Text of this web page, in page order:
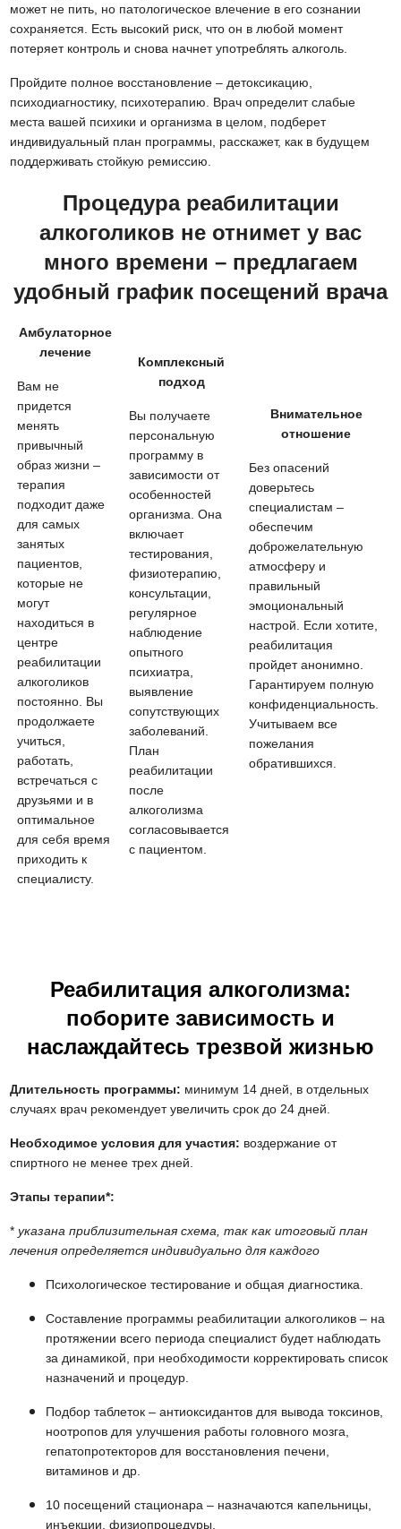
может не пить, но патологическое влечение в его сознании
сохраняется. Есть высокий риск, что он в любой момент
потеряет контроль и снова начнет употреблять алкоголь.
Пройдите полное восстановление – детоксикацию,
психодиагностику, психотерапию. Врач определит слабые
места вашей психики и организма в целом, подберет
индивидуальный план программы, расскажет, как в будущем
поддерживать стойкую ремиссию.
Процедура реабилитации
алкоголиков не отнимет у вас
много времени – предлагаем
удобный график посещений врача
Амбулаторное
лечение
Вам не
придется
менять
привычный
образ жизни –
терапия
подходит даже
для самых
занятых
пациентов,
которые не
могут
находиться в
центре
реабилитации
алкоголиков
постоянно. Вы
продолжаете
учиться,
работать,
встречаться с
друзьями и в
оптимальное
для себя время
приходить к
специалисту.
Комплексный
подход
Вы получаете
персональную
программу в
зависимости от
особенностей
организма. Она
включает
тестирования,
физиотерапию,
консультации,
регулярное
наблюдение
опытного
психиатра,
выявление
сопутствующих
заболеваний.
План
реабилитации
после
алкоголизма
согласовывается
с пациентом.
Внимательное
отношение
Без опасений
доверьтесь
специалистам –
обеспечим
доброжелательную
атмосферу и
правильный
эмоциональный
настрой. Если хотите,
реабилитация
пройдет анонимно.
Гарантируем полную
конфиденциальность.
Учитываем все
пожелания
обратившихся
Реабилитация алкоголизма:
поборите зависимость и
наслаждайтесь трезвой жизнью
Длительность программы: минимум 14 дней, в отдельных
случаях врач рекомендует увеличить срок до 24 дней.
Необходимое условия для участия: воздержание от
спиртного не менее трех дней.
Этапы терапии*:
* указана приблизительная схема, так как итоговый план
лечения определяется индивидуально для каждого
Психологическое тестирование и общая диагностика.
Составление программы реабилитации алкоголиков – на
протяжении всего периода специалист будет наблюдать
за динамикой, при необходимости корректировать список
назначений и процедур.
Подбор таблеток – антиоксидантов для вывода токсинов,
ноотропов для улучшения работы головного мозга,
гепатопротекторов для восстановления печени,
витаминов и др.
10 посещений стационара – назначаются капельницы,
инъекции, физиопроцедуры.